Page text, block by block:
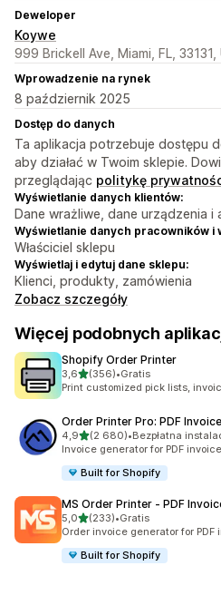
Deweloper
Koywe
999 Brickell Ave, Miami, FL, 33131,
Wprowadzenie na rynek
8 październik 2025
Dostęp do danych
Ta aplikacja potrzebuje dostępu
aby działać w Twoim sklepie.
przeglądając politykę
Wyświetlanie danych klientów:
Dane wrażliwe, dane urządzenia i
Wyświetlanie danych pracowników i
Właściciel sklepu
Wyświetlaj i edytuj dane sklepu:
Klienci, produkty, zamówienia
Zobacz szczegóły
Więcej podobnych
Shopify Order Printer
3,6na 5 gwiazdek
(356)
Łączna liczba recenzji: 356
•Gratis
Print customized pick lists,
Order Printer Pro: PDF Invoice
4,9na 5 gwiazdek
(2 680)
Łączna liczba recenzji: 2680
•Bezpłatna
Invoice generator for PDF
Built for Shopify
MS Order Printer ‑ PDF
5,0na 5 gwiazdek
(233)
Łączna liczba recenzji: 233
•Gratis
Order invoice generator for
Built for Shopify